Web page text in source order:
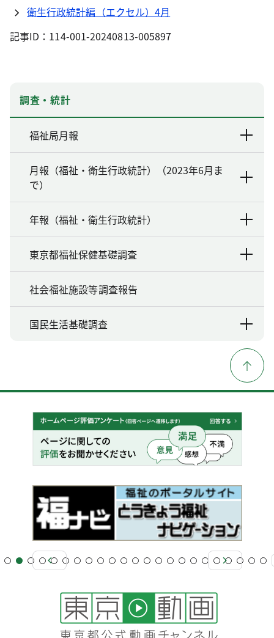
衛生行政統計編（エクセル）4月
記事ID：114-001-20240813-005897
調査・統計
福祉局月報
月報（福祉・衛生行政統計）（2023年6月ま
で）
年報（福祉・衛生行政統計）
東京都福祉保健基礎調査
社会福祉施設等調査報告
国民生活基礎調査